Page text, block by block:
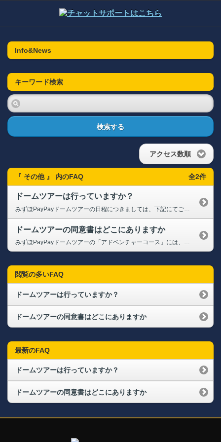
Info&News
キーワード検索
検索する
アクセス数順
『 その他 』 内のFAQ 全2件
ドームツアーは行っていますか？
みずほPayPayドームツアーの日程につきましては、下記にてご確認ください。 ➡みずほPayPayドームツアーについて
ドームツアーの同意書はどこにありますか
みずほPayPayドームツアーの「アドベンチャーコース」には、同意書の提出が必須です。 なお、当日受付にて記入いただく事も可能でございますが、事前に記入の上、ご持参いただくことにより、受付もスムーズに終わります。 同意書につきましては、下記の各種コース紹介をご確認ください。 ➡みずほPayPayドームツアー
閲覧の多いFAQ
ドームツアーは行っていますか？
ドームツアーの同意書はどこにありますか
最新のFAQ
ドームツアーは行っていますか？
ドームツアーの同意書はどこにありますか